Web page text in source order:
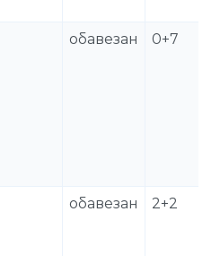
обавезан 0+7
обавезан 2+2